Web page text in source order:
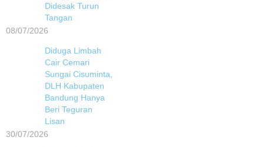
Didesak Turun
Tangan
08/07/2026
Diduga Limbah
Cair Cemari
Sungai Cisuminta,
DLH Kabupaten
Bandung Hanya
Beri Teguran
Lisan
30/07/2026